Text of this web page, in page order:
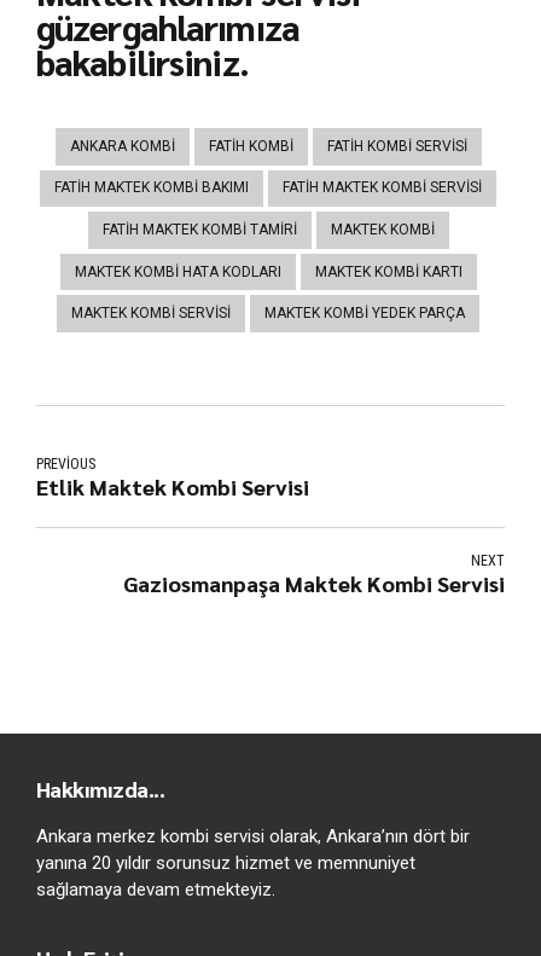
güzergahlarımıza
bakabilirsiniz.
ANKARA KOMBI FATIH KOMBI FATIH KOMBI SERVISI
FATIH MAKTEK KOMBI BAKIMI FATIH MAKTEK KOMBI SERVISI
FATIH MAKTEK KOMBI TAMIRI MAKTEK KOMBI
MAKTEK KOMBI HATA KODLARI MAKTEK KOMBI KARTI
MAKTEK KOMBI SERVISI MAKTEK KOMBI YEDEK PARÇA
PREVIOUS
Etlik Maktek Kombi Servisi
NEXT
Gaziosmanpaşa Maktek Kombi Servisi
Hakkımızda...
Ankara merkez kombi servisi olarak, Ankara’nın dört bir
yanına 20 yıldır sorunsuz hizmet ve memnuniyet
sağlamaya devam etmekteyiz.